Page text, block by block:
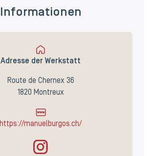
Informationen
Adresse der Werkstatt
Route de Chernex 36
1820 Montreux
https://manuelburgos.ch/